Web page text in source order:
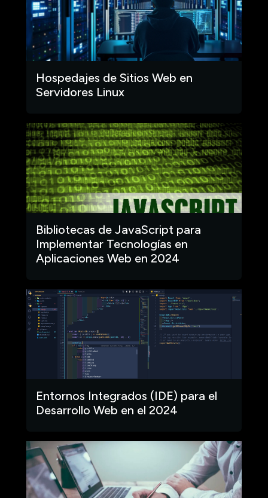
Hospedajes de Sitios Web en
Servidores Linux
Bibliotecas de JavaScript para
Implementar Tecnologías en
Aplicaciones Web en 2024
Entornos Integrados (IDE) para el
Desarrollo Web en el 2024